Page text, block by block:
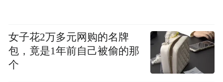
女子花2万多元网购的名牌
包，竟是1年前自己被偷的那
个